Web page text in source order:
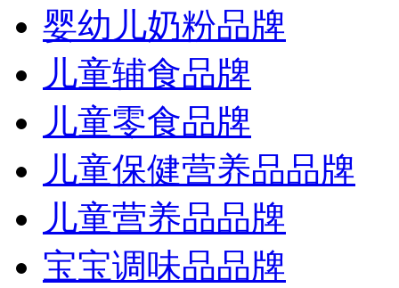
婴幼儿奶粉品牌
儿童辅食品牌
儿童零食品牌
儿童保健营养品品牌
儿童营养品品牌
宝宝调味品品牌